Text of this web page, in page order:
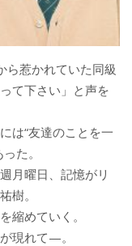
ら惹かれていた同級
て下さい」と声を
は“友達のことを一
た。
月曜日、記憶がリ
樹。
縮めていく。
現れて—。